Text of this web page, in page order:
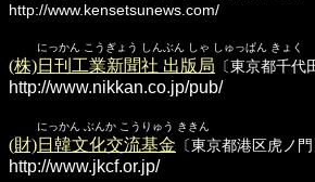
http://www.kensetsunews.com/
にっかん こうぎょう しんぶん しゃ しゅっぱん きょく
(株)日刊工業新聞社 出版局 〔東京都千代
http://www.nikkan.co.jp/pub/
にっかん ぶんか こうりゅう ききん
(財)日韓文化交流基金 〔東京都港区虎ノ
http://www.jkcf.or.jp/